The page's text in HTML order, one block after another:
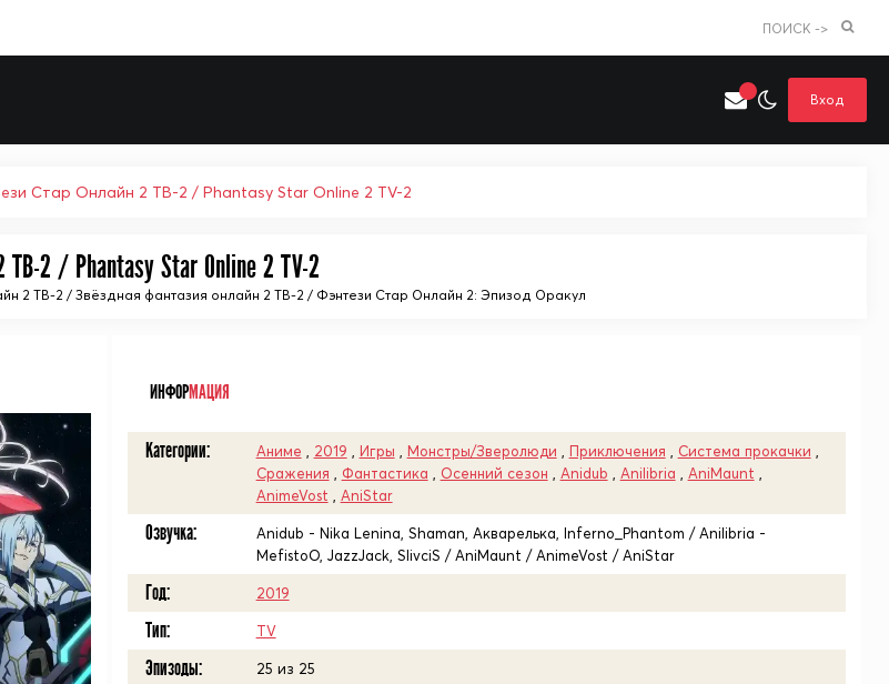
Выберите одну категорию для поиска
ПОИСК ->
Вход
Стар Онлайн 2 ТВ-2 / Phantasy Star Online 2 TV-2
ТВ-2 / Phantasy Star Online 2 TV-2
2 ТВ-2 / Звёздная фантазия онлайн 2 ТВ-2 / Фэнтези Стар Онлайн 2: Эпизод Оракул
ИНФОРМАЦИЯ
Категории: Аниме 2019 Игры Монстры/Зверолюди Приключения Система прокачки
Сражения
Фантастика Осенний сезон Anidub Anilibria AniMaunt
AnimeVost
AniStar
Озвучка:
Anidub - Nika Lenina, Shaman, Акварелька, Inferno_Phantom / Anilibria -
MefistoO, JazzJack, SlivciS / AniMaunt / AnimeVost / AniStar
Год: 2019
Тип: TV
Эпизоды: 25 из 25